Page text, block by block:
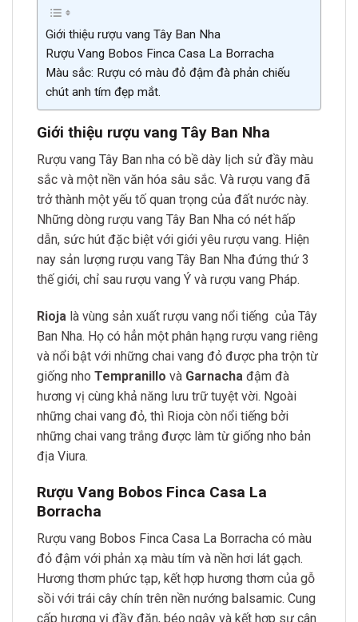
Giới thiệu rượu vang Tây Ban Nha
Rượu Vang Bobos Finca Casa La Borracha
Màu sắc: Rượu có màu đỏ đậm đà phản chiếu
chút anh tím đẹp mắt.
Giới thiệu rượu vang Tây Ban Nha
Rượu vang Tây Ban nha có bề dày lịch sử đầy màu
sắc và một nền văn hóa sâu sắc. Và rượu vang đã
trở thành một yếu tố quan trọng của đất nước này.
Những dòng rượu vang Tây Ban Nha có nét hấp
dẫn, sức hút đặc biệt với giới yêu rượu vang. Hiện
nay sản lượng rượu vang Tây Ban Nha đứng thứ 3
thế giới, chỉ sau rượu vang Ý và rượu vang Pháp.
Rioja là vùng sản xuất rượu vang nổi tiếng của Tây
Ban Nha. Họ có hẳn một phân hạng rượu vang riêng
và nổi bật với những chai vang đỏ được pha trộn từ
giống nho Tempranillo và Garnacha đậm đà
hương vị cùng khả năng lưu trữ tuyệt vời. Ngoài
những chai vang đỏ, thì Rioja còn nổi tiếng bởi
những chai vang trắng được làm từ giống nho bản
địa Viura.
Rượu Vang Bobos Finca Casa La
Borracha
Rượu vang Bobos Finca Casa La Borracha có màu
đỏ đậm với phản xạ màu tím và nền hơi lát gạch.
Hương thơm phức tạp, kết hợp hương thơm của gỗ
sồi với trái cây chín trên nền nướng balsamic. Cung
cấp hương vị đầy đặn, béo ngậy và kết hợp sự cân